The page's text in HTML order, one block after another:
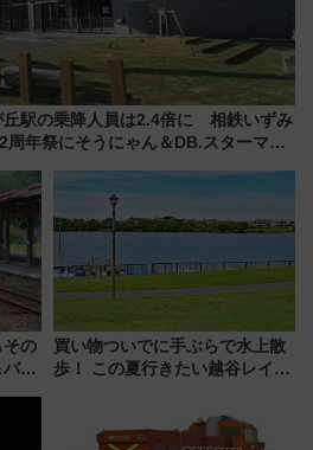
丘駅の乗降人員は2.4倍に 相鉄いずみ
周年祭にそうにゃん＆DB.スターマン
その
ス
買い物ついでに手ぶらで水上散
歩！ この夏行きたい越谷レイク
ア「LAKESIDE PARK」（埼玉
県越谷市）